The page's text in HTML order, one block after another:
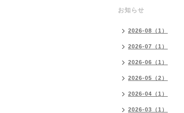
お知らせ
2026-08（1）
2026-07（1）
2026-06（1）
2026-05（2）
2026-04（1）
2026-03（1）